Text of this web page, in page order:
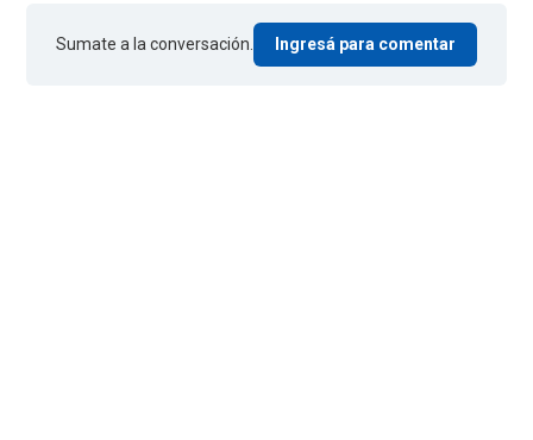
Sumate a la conversación. Ingresá para comentar